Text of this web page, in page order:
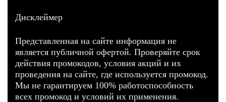
Дисклеймер
Представленная на сайте информация не
является публичной офертой. Проверяйте срок
действия промокодов, условия акций и их
проведения на сайте, где используется промокод.
Мы не гарантируем 100% работоспособность
всех промокод и условий их применения.